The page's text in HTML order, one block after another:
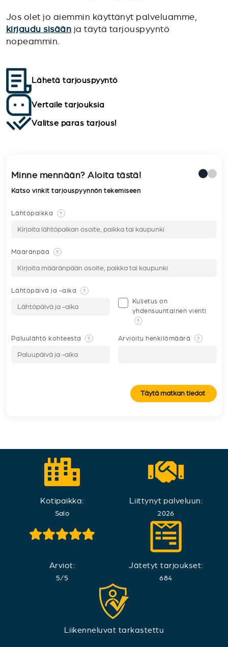
Jos olet jo aiemmin käyttänyt palveluamme,
kirjaudu sisään ja täytä tarjouspyyntö
nopeammin.
Lähetä tarjouspyyntö
Vertaile tarjouksia
Valitse paras tarjous!
Minne mennään? Aloita tästä!
Katso vinkit tarjouspyynnön tekemiseen
Lähtöpaikka ?
Määränpää ?
Lähtöpäivä ja -aika ?
Kuljetus on
yhdensuuntainen vienti
?
Paluulähtö kohteesta ? Arvioitu henkilömäärä ?
Täytä matkan tiedot
Kotipaikka:
Salo
Liittynyt palveluun:
2026
Arviot:
5/5
Jätetyt tarjoukset:
684
Liikenneluvat tarkastettu